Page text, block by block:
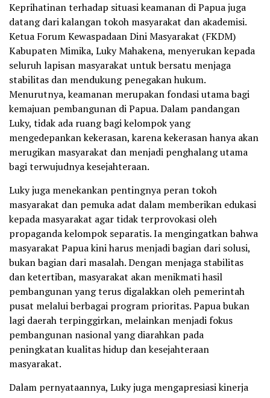
Keprihatinan terhadap situasi keamanan di Papua juga
datang dari kalangan tokoh masyarakat dan akademisi.
Ketua Forum Kewaspadaan Dini Masyarakat (FKDM)
Kabupaten Mimika, Luky Mahakena, menyerukan kepada
seluruh lapisan masyarakat untuk bersatu menjaga
stabilitas dan mendukung penegakan hukum.
Menurutnya, keamanan merupakan fondasi utama bagi
kemajuan pembangunan di Papua. Dalam pandangan
Luky, tidak ada ruang bagi kelompok yang
mengedepankan kekerasan, karena kekerasan hanya akan
merugikan masyarakat dan menjadi penghalang utama
bagi terwujudnya kesejahteraan.
Luky juga menekankan pentingnya peran tokoh
masyarakat dan pemuka adat dalam memberikan edukasi
kepada masyarakat agar tidak terprovokasi oleh
propaganda kelompok separatis. Ia mengingatkan bahwa
masyarakat Papua kini harus menjadi bagian dari solusi,
bukan bagian dari masalah. Dengan menjaga stabilitas
dan ketertiban, masyarakat akan menikmati hasil
pembangunan yang terus digalakkan oleh pemerintah
pusat melalui berbagai program prioritas. Papua bukan
lagi daerah terpinggirkan, melainkan menjadi fokus
pembangunan nasional yang diarahkan pada
peningkatan kualitas hidup dan kesejahteraan
masyarakat.
Dalam pernyataannya, Luky juga mengapresiasi kinerja